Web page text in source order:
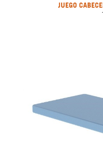
JUEGO